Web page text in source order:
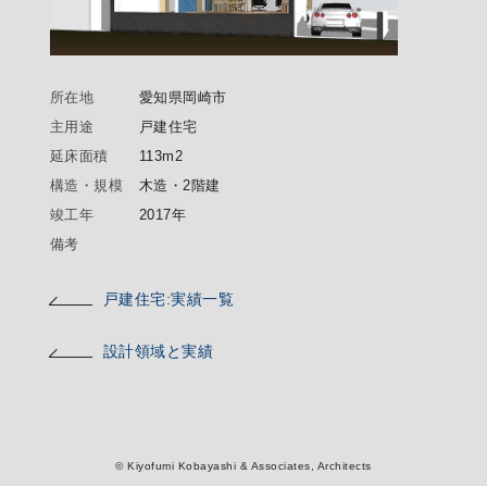
所在地
愛知県岡崎市
主用途
戸建住宅
延床面積
113m2
構造・規模
木造・2階建
竣工年
2017年
備考
戸建住宅:実績一覧
設計領域と実績
© Kiyofumi Kobayashi & Associates, Architects